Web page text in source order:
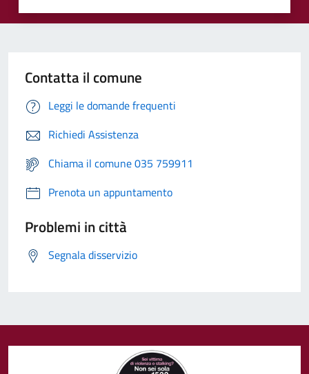
Contatta il comune
Leggi le domande frequenti
Richiedi Assistenza
Chiama il comune 035 759911
Prenota un appuntamento
Problemi in città
Segnala disservizio